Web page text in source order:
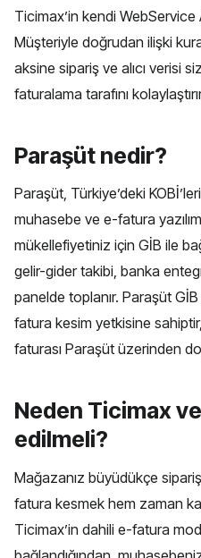
Ticimax’in kendi WebService
Müşteriyle doğrudan ilişki
aksine sipariş ve alıcı verisi
faturalama tarafını
Paraşüt nedir?
Paraşüt, Türkiye’deki
muhasebe ve e-fatura
mükellefiyetiniz için GİB ile
gelir-gider takibi, banka
panelde toplanır. Paraşüt
fatura kesim yetkisine
faturası Paraşüt üzerinden
Neden Ticimax
edilmeli?
Mağazanız büyüdükçe
fatura kesmek hem zaman
Ticimax’in dahili e-fatura